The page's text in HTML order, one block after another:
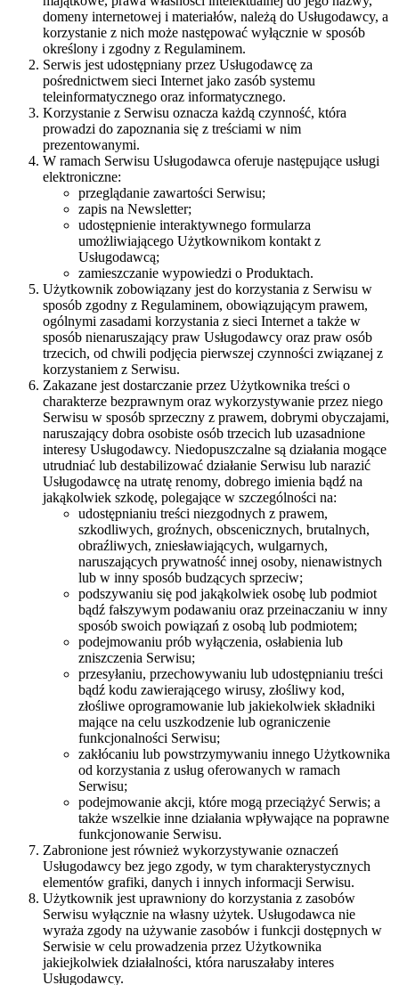
domeny internetowej i materiałów, należą do Usługodawcy, a
korzystanie z nich może następować wyłącznie w sposób
określony i zgodny z Regulaminem.
Serwis jest udostępniany przez Usługodawcę za
pośrednictwem sieci Internet jako zasób systemu
teleinformatycznego oraz informatycznego.
Korzystanie z Serwisu oznacza każdą czynność, która
prowadzi do zapoznania się z treściami w nim
prezentowanymi.
W ramach Serwisu Usługodawca oferuje następujące usługi
elektroniczne:
przeglądanie zawartości Serwisu;
zapis na Newsletter;
udostępnienie interaktywnego formularza
umożliwiającego Użytkownikom kontakt z
Usługodawcą;
zamieszczanie wypowiedzi o Produktach.
Użytkownik zobowiązany jest do korzystania z Serwisu w
sposób zgodny z Regulaminem, obowiązującym prawem,
ogólnymi zasadami korzystania z sieci Internet a także w
sposób nienaruszający praw Usługodawcy oraz praw osób
trzecich, od chwili podjęcia pierwszej czynności związanej z
korzystaniem z Serwisu.
Zakazane jest dostarczanie przez Użytkownika treści o
charakterze bezprawnym oraz wykorzystywanie przez niego
Serwisu w sposób sprzeczny z prawem, dobrymi obyczajami,
naruszający dobra osobiste osób trzecich lub uzasadnione
interesy Usługodawcy. Niedopuszczalne są działania mogące
utrudniać lub destabilizować działanie Serwisu lub narazić
Usługodawcę na utratę renomy, dobrego imienia bądź na
jakąkolwiek szkodę, polegające w szczególności na:
udostępnianiu treści niezgodnych z prawem,
szkodliwych, groźnych, obscenicznych, brutalnych,
obraźliwych, zniesławiających, wulgarnych,
naruszających prywatność innej osoby, nienawistnych
lub w inny sposób budzących sprzeciw;
podszywaniu się pod jakąkolwiek osobę lub podmiot
bądź fałszywym podawaniu oraz przeinaczaniu w inny
sposób swoich powiązań z osobą lub podmiotem;
podejmowaniu prób wyłączenia, osłabienia lub
zniszczenia Serwisu;
przesyłaniu, przechowywaniu lub udostępnianiu treści
bądź kodu zawierającego wirusy, złośliwy kod,
złośliwe oprogramowanie lub jakiekolwiek składniki
mające na celu uszkodzenie lub ograniczenie
funkcjonalności Serwisu;
zakłócaniu lub powstrzymywaniu innego Użytkownika
od korzystania z usług oferowanych w ramach
Serwisu;
podejmowanie akcji, które mogą przeciążyć Serwis; a
także wszelkie inne działania wpływające na poprawne
funkcjonowanie Serwisu.
Zabronione jest również wykorzystywanie oznaczeń
Usługodawcy bez jego zgody, w tym charakterystycznych
elementów grafiki, danych i innych informacji Serwisu.
Użytkownik jest uprawniony do korzystania z zasobów
Serwisu wyłącznie na własny użytek. Usługodawca nie
wyraża zgody na używanie zasobów i funkcji dostępnych w
Serwisie w celu prowadzenia przez Użytkownika
jakiejkolwiek działalności, która naruszałaby interes
Usługodawcy.